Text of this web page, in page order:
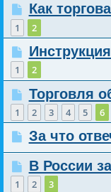
Как
1 2
1 2
Торговля
1 2 3 4 5 6
За что
В России
1 2 3